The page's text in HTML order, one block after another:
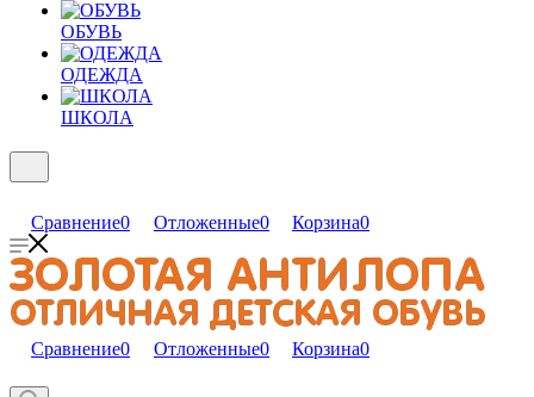
ОБУВЬ
ОДЕЖДА
ШКОЛА
Сравнение0 Отложенные0 Корзина0
Сравнение0 Отложенные0 Корзина0